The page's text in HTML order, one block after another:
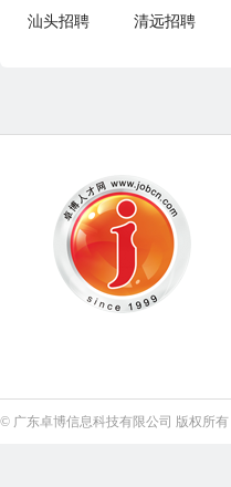
汕头招聘 清远招聘
© 广东卓博信息科技有限公司 版权所有